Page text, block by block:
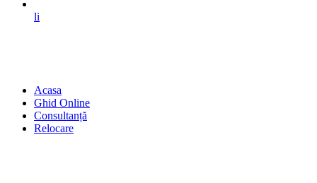
li
Acasa
Ghid Online
Consultanță
Relocare